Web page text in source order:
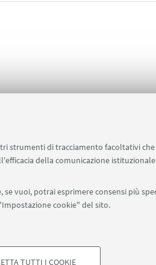
strumenti di tracciamento facoltativi
della comunicazione
vuoi, potrai esprimere consensi più
cookie" del sito.
TUTTI I COOKIE
UNIBO SU:
- PI: 01131710376 - CF: